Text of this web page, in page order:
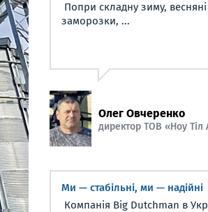
Попри складну зиму, весняні
заморозки, ...
Олег Овчеренко
директор ТОВ «Ноу Тіл
Ми — стабільні, ми — надійні
Компанія Big Dutchman в